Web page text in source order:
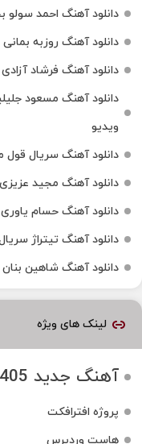
دانلود آهنگ احمد سولو
دانلود آهنگ روزبه
دانلود آهنگ فرشاد
ویدیو
دانلود آهنگ سریال قول
دانلود آهنگ مجید
دانلود آهنگ حسام
دانلود آهنگ تیتراژ
دانلود آهنگ شاهین بنان
لینک های ویژه
آهنگ جدید 1405
پروژه افترافکت
هاست وردپرس